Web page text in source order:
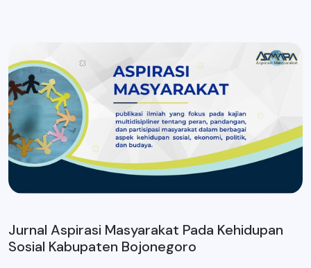
Jurnal Aspirasi Masyarakat Pada Kehidupan
Sosial Kabupaten Bojonegoro